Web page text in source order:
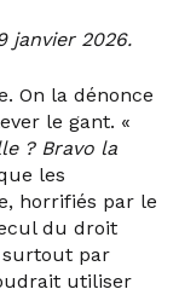
janvier 2026.
On la dénonce
le gant. «
? Bravo la
les
horrifiés par le
du droit
surtout par
utiliser